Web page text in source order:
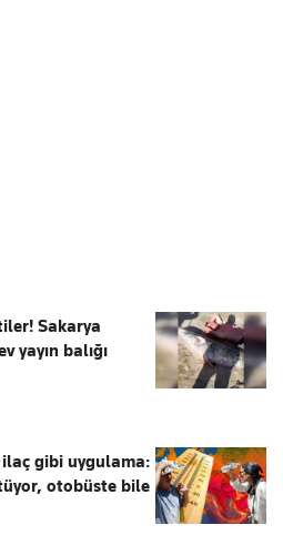
Sakarya
yayın balığı
gibi uygulama:
otobüste bile